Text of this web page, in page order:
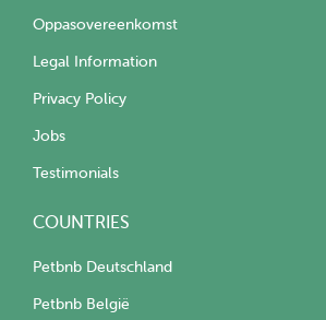
Oppasovereenkomst
Legal Information
Privacy Policy
Jobs
Testimonials
COUNTRIES
Petbnb Deutschland
Petbnb België